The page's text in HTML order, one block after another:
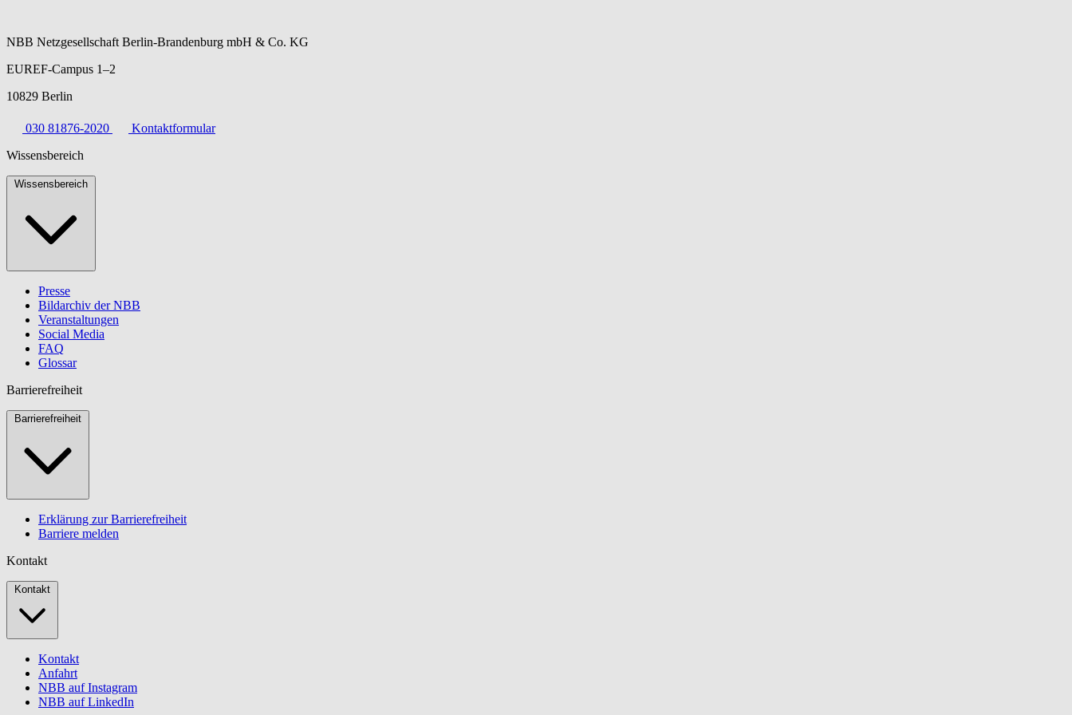
NBB Netzgesellschaft Berlin-Brandenburg mbH & Co. KG
EUREF-Campus 1–2
10829 Berlin
030 81876-2020
Kontaktformular
Wissensbereich
Wissensbereich
Presse
Bildarchiv der NBB
Veranstaltungen
Social Media
FAQ
Glossar
Barrierefreiheit
Barrierefreiheit
Erklärung zur Barrierefreiheit
Barriere melden
Kontakt
Kontakt
Kontakt
Anfahrt
NBB auf Instagram
NBB auf LinkedIn